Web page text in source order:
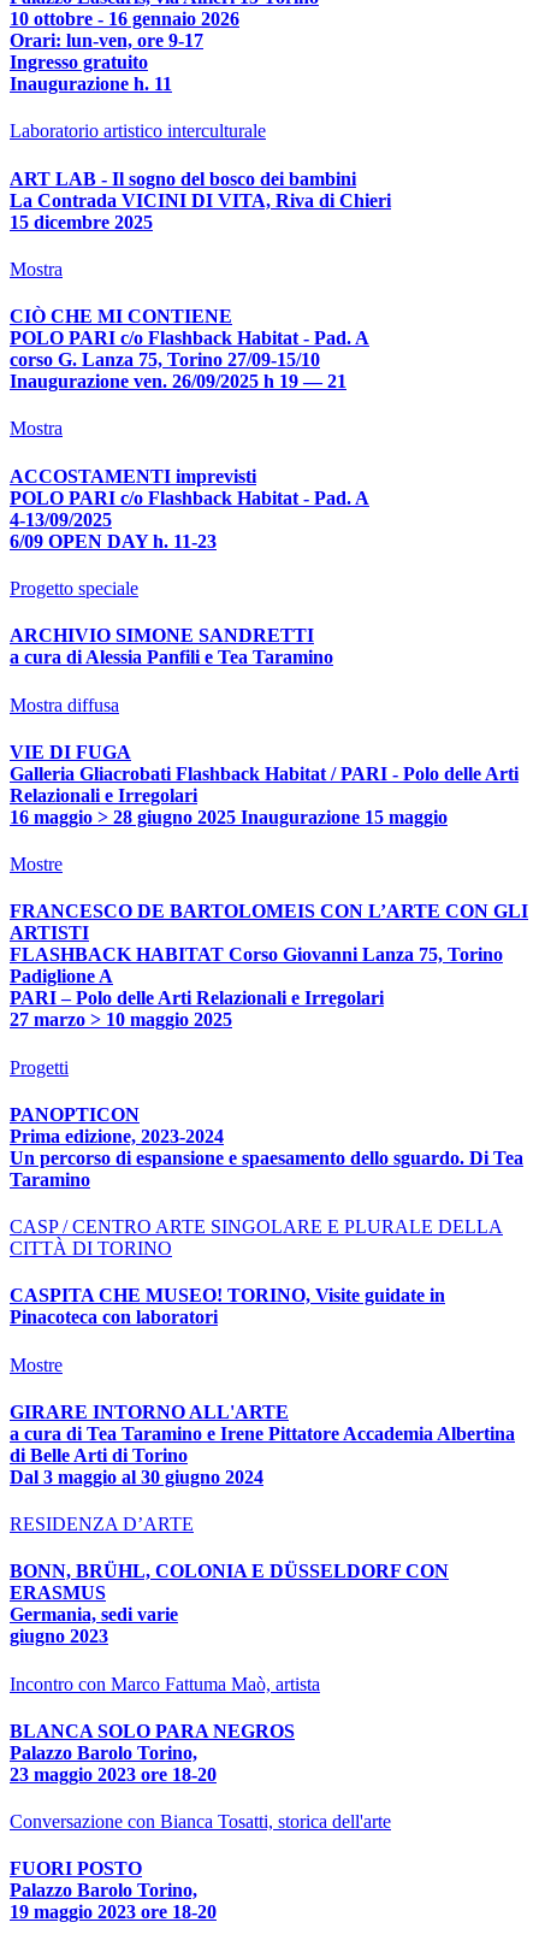
10 ottobre - 16 gennaio 2026
Orari: lun-ven, ore 9-17
Ingresso gratuito
Inaugurazione h. 11
Laboratorio artistico interculturale
ART LAB - Il sogno del bosco dei bambini
La Contrada VICINI DI VITA, Riva di Chieri
15 dicembre 2025
Mostra
CIÒ CHE MI CONTIENE
POLO PARI c/o Flashback Habitat - Pad. A
corso G. Lanza 75, Torino 27/09-15/10
Inaugurazione ven. 26/09/2025 h 19 — 21
Mostra
ACCOSTAMENTI imprevisti
POLO PARI c/o Flashback Habitat - Pad. A
4-13/09/2025
6/09 OPEN DAY h. 11-23
Progetto speciale
ARCHIVIO SIMONE SANDRETTI
a cura di Alessia Panfili e Tea Taramino
Mostra diffusa
VIE DI FUGA
Galleria Gliacrobati Flashback Habitat / PARI - Polo delle Arti
Relazionali e Irregolari
16 maggio > 28 giugno 2025 Inaugurazione 15 maggio
Mostre
FRANCESCO DE BARTOLOMEIS CON L’ARTE CON GLI
ARTISTI
FLASHBACK HABITAT Corso Giovanni Lanza 75, Torino
Padiglione A
PARI – Polo delle Arti Relazionali e Irregolari
27 marzo > 10 maggio 2025
Progetti
PANOPTICON
Prima edizione, 2023-2024
Un percorso di espansione e spaesamento dello sguardo. Di Tea
Taramino
CASP / CENTRO ARTE SINGOLARE E PLURALE DELLA
CITTÀ DI TORINO
CASPITA CHE MUSEO! TORINO, Visite guidate in
Pinacoteca con laboratori
Mostre
GIRARE INTORNO ALL'ARTE
a cura di Tea Taramino e Irene Pittatore Accademia Albertina
di Belle Arti di Torino
Dal 3 maggio al 30 giugno 2024
RESIDENZA D’ARTE
BONN, BRÜHL, COLONIA E DÜSSELDORF CON
ERASMUS
Germania, sedi varie
giugno 2023
Incontro con Marco Fattuma Maò, artista
BLANCA SOLO PARA NEGROS
Palazzo Barolo Torino,
23 maggio 2023 ore 18-20
Conversazione con Bianca Tosatti, storica dell'arte
FUORI POSTO
Palazzo Barolo Torino,
19 maggio 2023 ore 18-20